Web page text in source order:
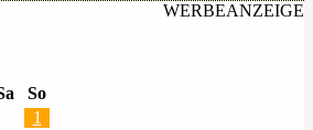
WERBEANZEIGE
So
1